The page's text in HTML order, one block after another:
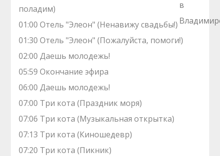
поладим)
01:00 Отель "Элеон" (Ненавижу свадьбы!)
01:30 Отель "Элеон" (Пожалуйста, помоги!)
02:00 Даешь молодежь!
05:59 Окончание эфира
06:00 Даешь молодежь!
07:00 Три кота (Праздник моря)
07:06 Три кота (Музыкальная открытка)
07:13 Три кота (Киношедевр)
07:20 Три кота (Пикник)